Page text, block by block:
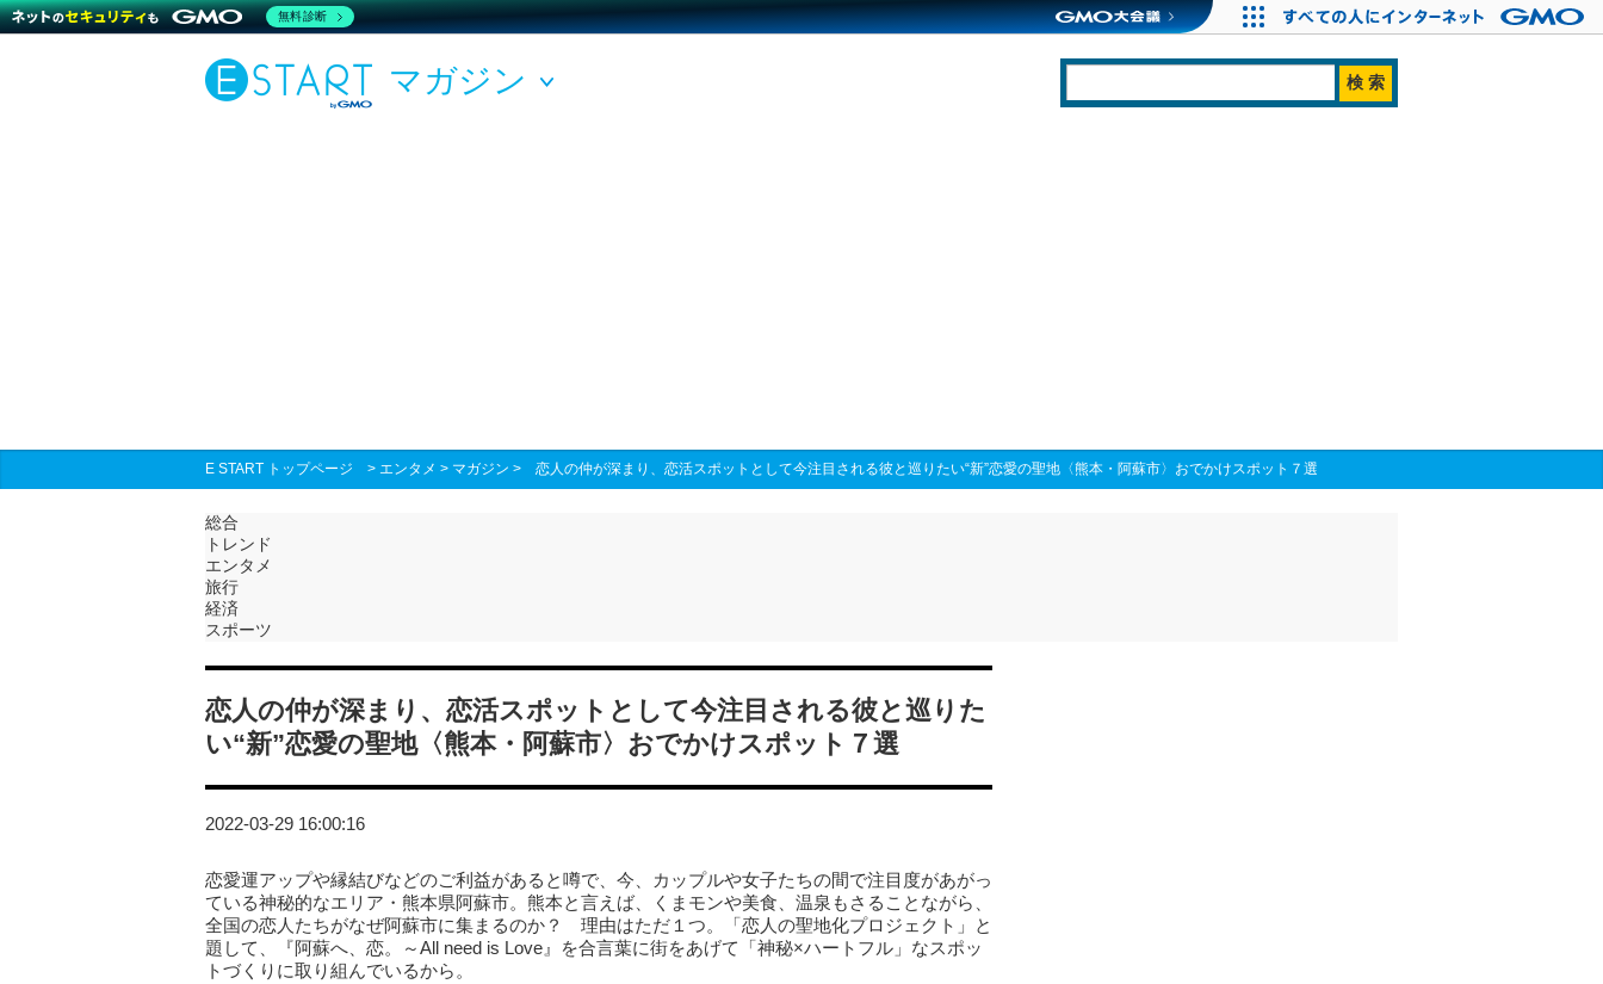
マガジン
E START トップページ > エンタメ > マガジン > 恋人の仲が深まり、恋活スポットとして今注目される彼と巡りたい“新”恋愛の聖地〈熊本・阿蘇市〉おでかけスポット７選
総合
トレンド
エンタメ
旅行
経済
スポーツ
恋人の仲が深まり、恋活スポットとして今注目される彼と巡りた
い“新”恋愛の聖地〈熊本・阿蘇市〉おでかけスポット７選
2022-03-29 16:00:16
恋愛運アップや縁結びなどのご利益があると噂で、今、カップルや女子たちの間で注目度があがっ
ている神秘的なエリア・熊本県阿蘇市。熊本と言えば、くまモンや美食、温泉もさることながら、
全国の恋人たちがなぜ阿蘇市に集まるのか？ 理由はただ１つ。「恋人の聖地化プロジェクト」と
題して、『阿蘇へ、恋。～All need is Love』を合言葉に街をあげて「神秘×ハートフル」なスポッ
トづくりに取り組んでいるから。
無料診断